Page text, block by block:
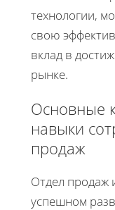
технологии,
свою
вклад в
рынке.
Основные
навыки
продаж
Отдел продаж
успешном